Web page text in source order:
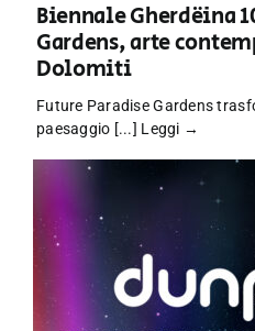
Biennale Gherdëina
Gardens, arte
Dolomiti
Future Paradise Gardens
paesaggio [...] Leggi →